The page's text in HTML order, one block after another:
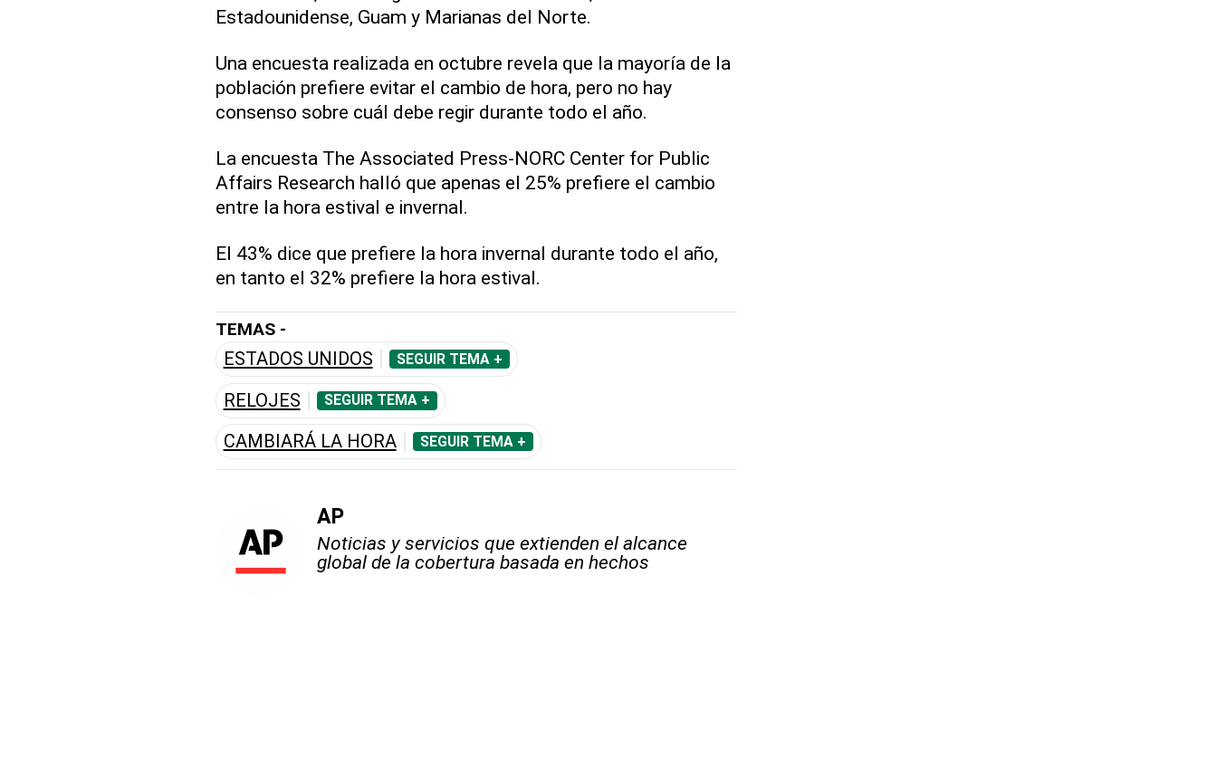
Estadounidense, Guam y Marianas del Norte.
Una encuesta realizada en octubre revela que la mayoría de la
población prefiere evitar el cambio de hora, pero no hay
consenso sobre cuál debe regir durante todo el año.
La encuesta The Associated Press-NORC Center for Public
Affairs Research halló que apenas el 25% prefiere el cambio
entre la hora estival e invernal.
El 43% dice que prefiere la hora invernal durante todo el año,
en tanto el 32% prefiere la hora estival.
TEMAS -
ESTADOS UNIDOS SEGUIR TEMA +
RELOJES SEGUIR TEMA +
CAMBIARÁ LA HORA SEGUIR TEMA +
AP
Noticias y servicios que extienden el alcance
global de la cobertura basada en hechos